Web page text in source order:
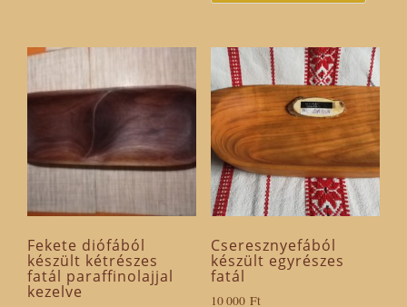
Fekete diófából
készült kétrészes
fatál paraffinolajjal
kezelve
Cseresznyefából
készült egyrészes
fatál
10 000 Ft